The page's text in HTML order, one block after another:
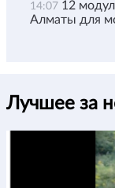
14:07 12
Алматы для
Лучшее за